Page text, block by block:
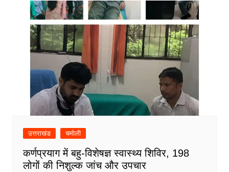
उत्तराखंड चमोली
कर्णप्रयाग में बहु-विशेषज्ञ स्वास्थ्य शिविर, 198
लोगों की निशुल्क जांच और उपचार